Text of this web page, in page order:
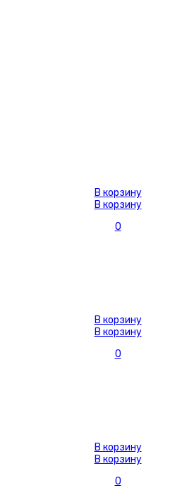
В корзину
В корзину
0
В корзину
В корзину
0
В корзину
В корзину
0